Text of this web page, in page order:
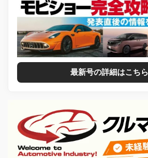
最新号の詳細はこちら